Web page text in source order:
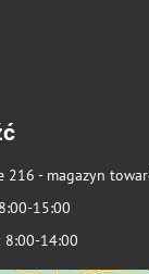
216 - magazyn
15:00